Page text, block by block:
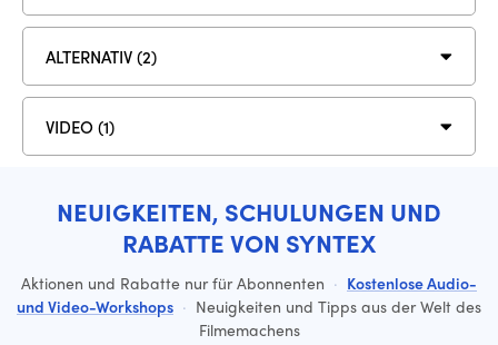
ALTERNATIV (2)
VIDEO (1)
NEUIGKEITEN, SCHULUNGEN UND
RABATTE VON SYNTEX
Aktionen und Rabatte nur für Abonnenten · Kostenlose Audio-
und Video-Workshops · Neuigkeiten und Tipps aus der Welt des
Filmemachens